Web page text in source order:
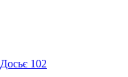
Досьє 102